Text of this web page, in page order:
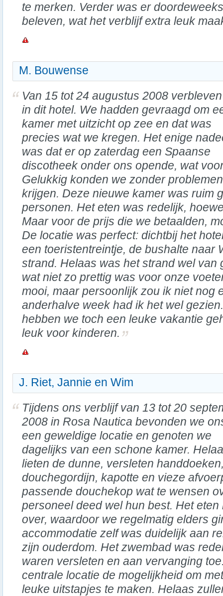
te merken. Verder was er
beleven, wat het verblijf extra leuk
M. Bouwense
Van 15 tot 24 augustus 2008
in dit hotel. We hadden gevraagd om
kamer met uitzicht op zee en dat was
precies wat we kregen. Het enige
was dat er op zaterdag een Spaanse
discotheek onder ons opende, wat
Gelukkig konden we zonder
krijgen. Deze nieuwe kamer was ruim
personen. Het eten was redelijk,
Maar voor de prijs die we betaalden,
De locatie was perfect: dichtbij het
een toeristentreintje, de bushalte naar
strand. Helaas was het strand wel van
wat niet zo prettig was voor onze
mooi, maar persoonlijk zou ik niet nog
anderhalve week had ik het wel
hebben we toch een leuke vakantie
leuk voor kinderen.
J. Riet, Jannie en Wim
Tijdens ons verblijf van 13 tot 20
2008 in Rosa Nautica bevonden we
een geweldige locatie en genoten we
dagelijks van een schone kamer.
lieten de dunne, versleten
douchegordijn, kapotte en vieze
passende douchekop wat te wensen
personeel deed wel hun best. Het
over, waardoor we regelmatig elders
accommodatie zelf was duidelijk aan
zijn ouderdom. Het zwembad was
waren versleten en aan vervanging
centrale locatie de mogelijkheid om
leuke uitstapjes te maken. Helaas